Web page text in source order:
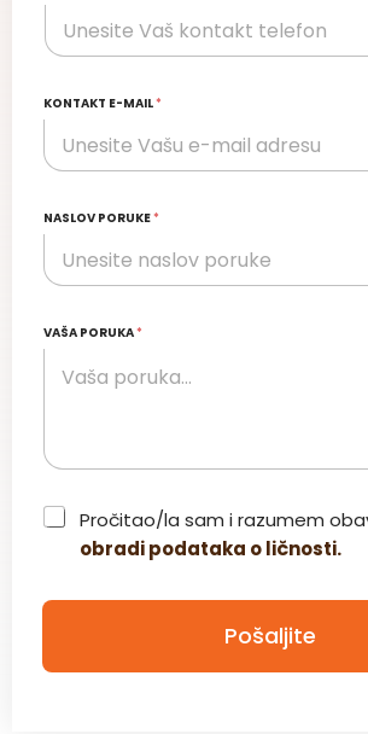
KONTAKT E-MAIL*
NASLOV PORUKE*
VAŠA PORUKA*
C
h
k
x
*
Pročitao/la sam i razumem
obradi podataka o ličnosti.
Pošaljite